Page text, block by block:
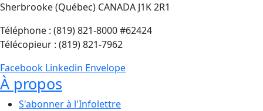
Sherbrooke (Québec) CANADA J1K 2R1
Téléphone : (819) 821-8000 #62424
Télécopieur : (819) 821-7962
Facebook Linkedin Envelope
À propos
S'abonner à l'Infolettre